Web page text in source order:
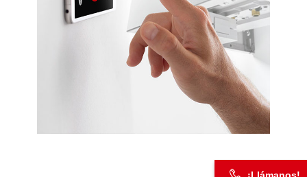
¡Llámanos!